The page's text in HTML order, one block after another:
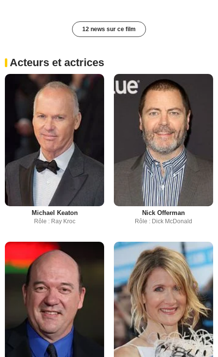
12 news sur ce film
Acteurs et actrices
Michael Keaton
Rôle : Ray Kroc
Nick Offerman
Rôle : Dick McDonald